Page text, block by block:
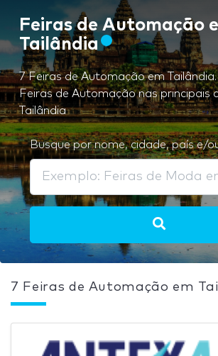
Feiras de Automação
Tailândia
7 Feiras de Automação em
Feiras de Automação nas principais
Tailândia
Busque por nome, cidade, país e/
7 Feiras de Automação em